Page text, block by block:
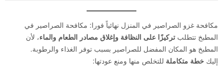
مكافحة غزو الصراصير في المنزل نهائياً فورا: مكافحة الصراصير في
المطبخ تتطلب تركيزًا على النظافة وإغلاق مصادر الطعام والماء، لأن
المطبخ هو المكان المفضل للصراصير بسبب توفر الغذاء والرطوبة.
إليك خطة متكاملة للتخلص منها ومنع عودتها: